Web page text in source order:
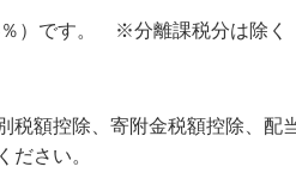
）です。 ※分離課税分は除く
税額控除、寄附金税額控除、
ださい。